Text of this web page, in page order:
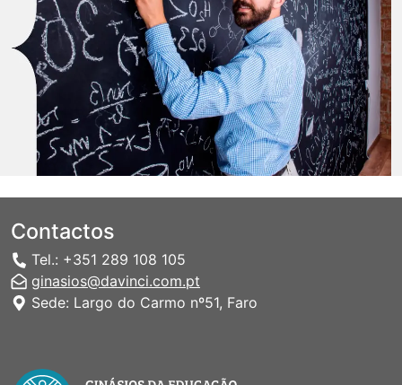
Contactos
Tel.: +351 289 108 105
ginasios@davinci.com.pt
Sede: Largo do Carmo nº51, Faro